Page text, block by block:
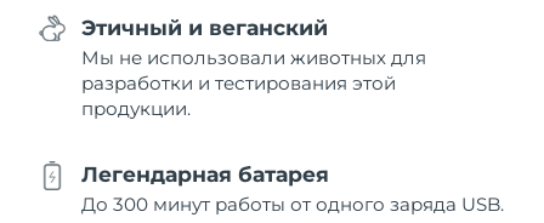
Этичный и веганский
Мы не использовали животных для
разработки и тестирования этой
продукции.
Легендарная батарея
До 300 минут работы от одного заряда USB.